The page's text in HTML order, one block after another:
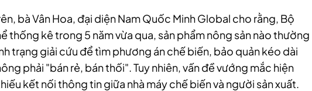
bà Vân Hoa, đại diện Nam Quốc Minh Global cho rằng, Bộ
thống kê trong 5 năm vừa qua, sản phẩm nông sản nào thường
trạng giải cứu để tìm phương án chế biến, bảo quản kéo dài
phải "bán rẻ, bán thối". Tuy nhiên, vấn đề vướng mắc hiện
kết nối thông tin giữa nhà máy chế biến và người sản xuất.